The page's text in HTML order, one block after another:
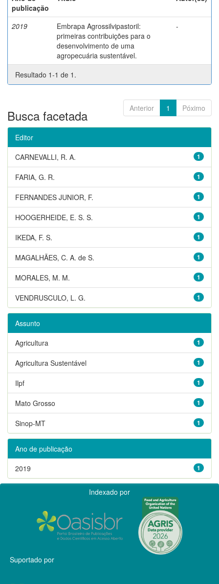
publicação
2019
Embrapa Agrossilvipastoril:
primeiras contribuições para o
desenvolvimento de uma
agropecuária sustentável.
-
Resultado 1-1 de 1.
Anterior 1 Póximo
Busca facetada
Editor
1
CARNEVALLI, R. A.
1
FARIA, G. R.
1
FERNANDES JUNIOR, F.
1
HOOGERHEIDE, E. S. S.
1
IKEDA, F. S.
1
MAGALHÃES, C. A. de S.
1
MORALES, M. M.
1
VENDRUSCULO, L. G.
Assunto
1
Agricultura
1
Agricultura Sustentável
1
Ilpf
1
Mato Grosso
1
Sinop-MT
Ano de publicação
1
2019
Indexado por
Suportado por